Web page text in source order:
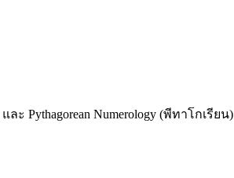
และ Pythagorean Numerology (พีทาโกเรียน)